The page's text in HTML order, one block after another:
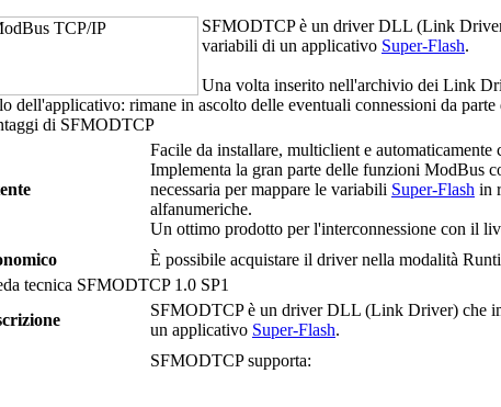
SFMODTCPè un driver DLL (Link
variabili di un applicativo Super-Flash.
Una volta inserito nell'archivio dei Link
dell'applicativo: rimane in ascolto delle eventuali connessioni da parte
di SFMODTCP
Facile da installare, multiclient e
Implementa la gran parte delle funzioni ModBus
necessaria per mappare le variabili Super-Flash in
alfanumeriche.
Un ottimo prodotto per l'interconnessione con il
È possibile acquistare il driver nella modalità
tecnica SFMODTCP1.0 SP1
SFMODTCPè un driver DLL (Link Driver) che
un applicativo Super-Flash.
SFMODTCPsupporta: